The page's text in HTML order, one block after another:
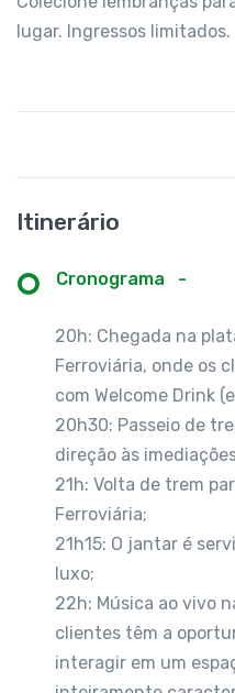
lugar. Ingressos limitados.
Itinerário
Cronograma -
20h: Chegada na
Ferroviária, onde os
com Welcome Drink
20h30: Passeio de
direção às
21h: Volta de trem
Ferroviária;
21h15: O jantar é
luxo;
22h: Música ao vivo
clientes têm a
interagir em um